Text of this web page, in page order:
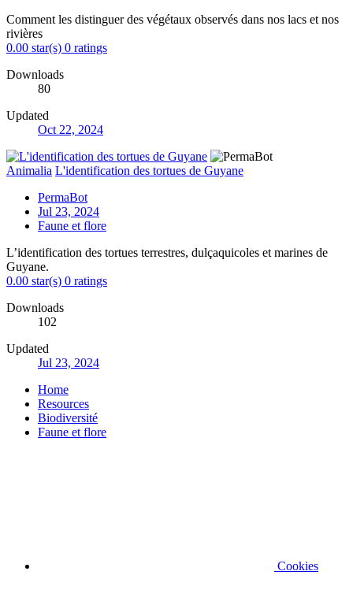
Comment les distinguer des végétaux observés dans nos lacs et nos
rivières
0.00 star(s) 0 ratings
Downloads
80
Updated
Oct 22, 2024
Animalia L'identification des tortues de Guyane
PermaBot
Jul 23, 2024
Faune et flore
L’identification des tortues terrestres, dulçaquicoles et marines de
Guyane.
0.00 star(s) 0 ratings
Downloads
102
Updated
Jul 23, 2024
Home
Resources
Biodiversité
Faune et flore
Cookies